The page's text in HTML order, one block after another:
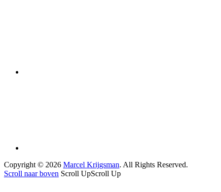
Copyright © 2026 Marcel Krijgsman. All Rights Reserved.
Scroll naar boven Scroll UpScroll Up